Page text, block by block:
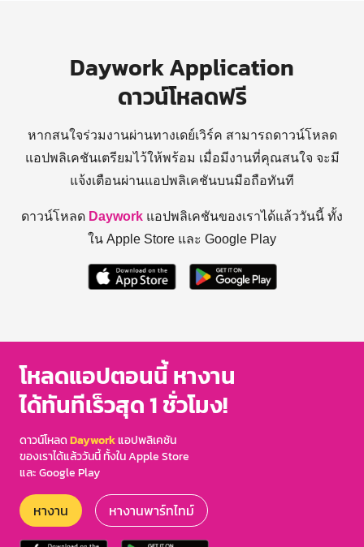
Daywork Application
ดาวน์โหลดฟรี
หากสนใจร่วมงานผ่านทางเดย์เวิร์ค สามารถดาวน์โหลด
แอปพลิเคชันเตรียมไว้ให้พร้อม เมื่อมีงานที่คุณสนใจ จะมี
แจ้งเตือนผ่านแอปพลิเคชันบนมือถือทันที
ดาวน์โหลด Daywork แอปพลิเคชันของเราได้แล้ววันนี้ ทั้ง
ใน Apple Store และ Google Play
โหลดแอปตอนนี้ หางาน
ได้ทันทีเร็วสุด 1 ชั่วโมง!
ดาวน์โหลดDayworkแอปพลิเคชัน
ของเราได้แล้ววันนี้ ทั้งใน Apple Store
และ Google Play
หางาน หางานพาร์ทไทม์